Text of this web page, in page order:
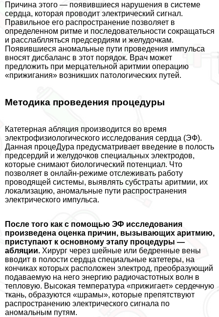
Причина этого — появившиеся нарушения в системе
сердца, которая проводит электрический сигнал.
Правильное его распространение позволяет в
определенном ритме и последовательности сокращаться
и расслаблляться предсердиям и желудочкам.
Появившиеся аномальные пути проведения импульса
вносят дисбаланс в этот порядок. Врач может
предложить при мерцательной аритмии операцию
«прижигания» возникших патологических путей.
Методика проведения процедуры
Катетерная абляция производится во время
электрофизиологического исследования сердца (ЭФ).
Данная процеДypa предусматривает введение в полость
предсердий и желудочков специальных электродов,
которые снимают биологический потенциал. Что
позволяет в онлайн-режиме отслеживать работу
проводящей системы, выявлять субстраты аритмии, их
локализацию, аномальные пути распространения
электрического импульса.
После того как с помощью ЭФ исследования
произведена оценка причин, вызывающих аритмию,
приступают к основному этапу процедуры —
абляции. Хирург через шейные или бедренные вены
вводит в полости сердца специальные катетеры, на
кончиках которых расположен электрод, преобразующий
подаваемую на него энергию радиочастотных волн в
тепловую. Высокая температура «прижигает» сердечную
ткань, образуются «шрамы», которые препятствуют
распространению электрического сигнала по
аномальным путям.